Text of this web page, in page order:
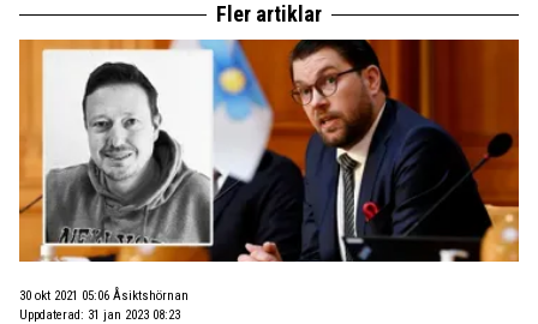
Fler artiklar
30 okt 2021 05:06 Åsiktshörnan
Uppdaterad: 31 jan 2023 08:23